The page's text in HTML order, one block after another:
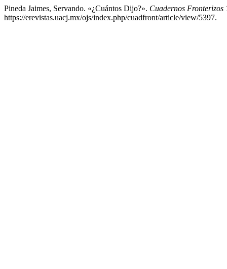
Pineda Jaimes, Servando. «¿Cuántos Dijo?». Cuadernos Fronterizos
https://erevistas.uacj.mx/ojs/index.php/cuadfront/article/view/5397.